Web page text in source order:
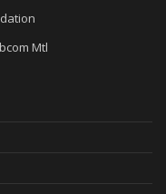
Mtl